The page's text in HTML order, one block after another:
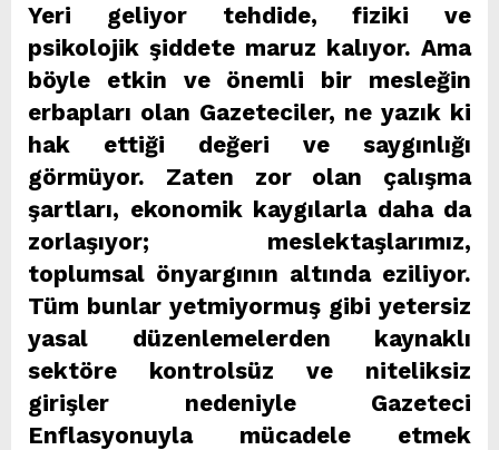
Yeri geliyor tehdide, fiziki ve
psikolojik şiddete maruz kalıyor. Ama
böyle etkin ve önemli bir mesleğin
erbapları olan Gazeteciler, ne yazık ki
hak ettiği değeri ve saygınlığı
görmüyor. Zaten zor olan çalışma
şartları, ekonomik kaygılarla daha da
zorlaşıyor; meslektaşlarımız,
toplumsal önyargının altında eziliyor.
Tüm bunlar yetmiyormuş gibi yetersiz
yasal düzenlemelerden kaynaklı
sektöre kontrolsüz ve niteliksiz
girişler nedeniyle Gazeteci
Enflasyonuyla mücadele etmek